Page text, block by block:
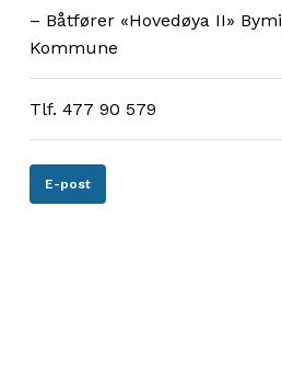
– Båtfører «Hovedøya II»
Kommune
Tlf. 477 90 579
E-post